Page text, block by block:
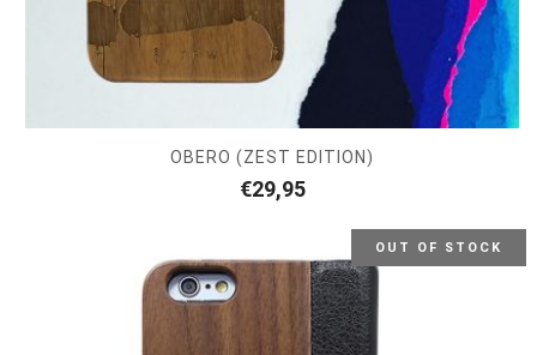
OBERO (ZEST EDITION)
€29,95
OUT OF STOCK